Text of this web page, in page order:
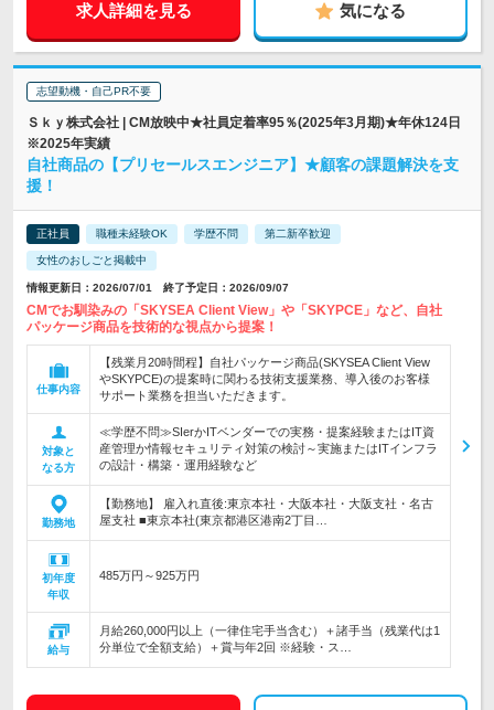
求人詳細を見る 気になる
志望動機・自己PR不要
Ｓｋｙ株式会社 | CM放映中★社員定着率95％(2025年3月期)★年休124日
※2025年実績
自社商品の【プリセールスエンジニア】★顧客の課題解決を支
援！
正社員 職種未経験OK 学歴不問 第二新卒歓迎
女性のおしごと掲載中
情報更新日：2026/07/01 終了予定日：2026/09/07
CMでお馴染みの「SKYSEA Client View」や「SKYPCE」など、自社
パッケージ商品を技術的な視点から提案！
仕事内容
【残業月20時間程】自社パッケージ商品(SKYSEA Client View
やSKYPCE)の提案時に関わる技術支援業務、導入後のお客様
サポート業務を担当いただきます。
対象と
なる方
≪学歴不問≫SIerかITベンダーでの実務・提案経験またはIT資
産管理か情報セキュリティ対策の検討～実施またはITインフラ
の設計・構築・運用経験など
勤務地
【勤務地】 雇入れ直後:東京本社・大阪本社・大阪支社・名古
屋支社 ■東京本社(東京都港区港南2丁目…
初年度
年収
485万円～925万円
給与
月給260,000円以上（一律住宅手当含む）＋諸手当（残業代は1
分単位で全額支給）＋賞与年2回 ※経験・ス…